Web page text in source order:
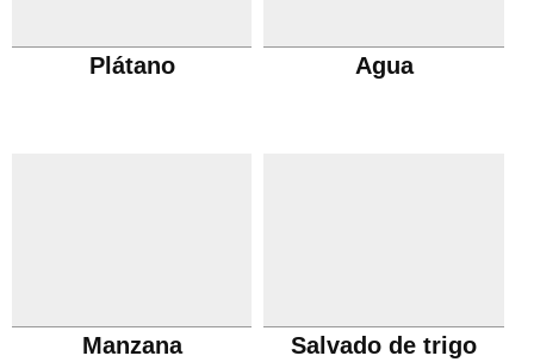
Plátano Agua
Manzana Salvado de trigo